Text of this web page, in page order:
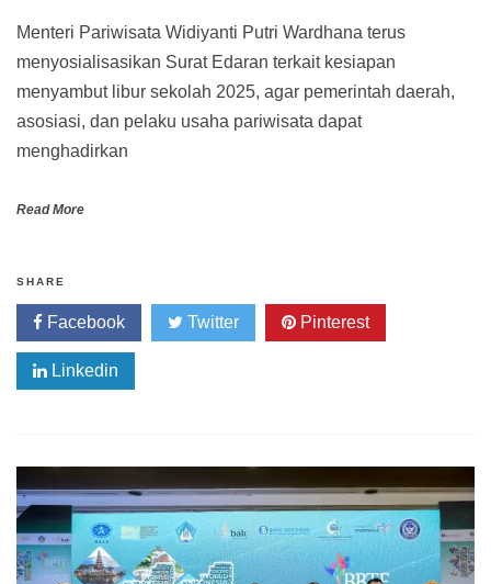
Menteri Pariwisata Widiyanti Putri Wardhana terus
menyosialisasikan Surat Edaran terkait kesiapan
menyambut libur sekolah 2025, agar pemerintah daerah,
asosiasi, dan pelaku usaha pariwisata dapat
menghadirkan
Read More
SHARE
Facebook Twitter Pinterest
Linkedin